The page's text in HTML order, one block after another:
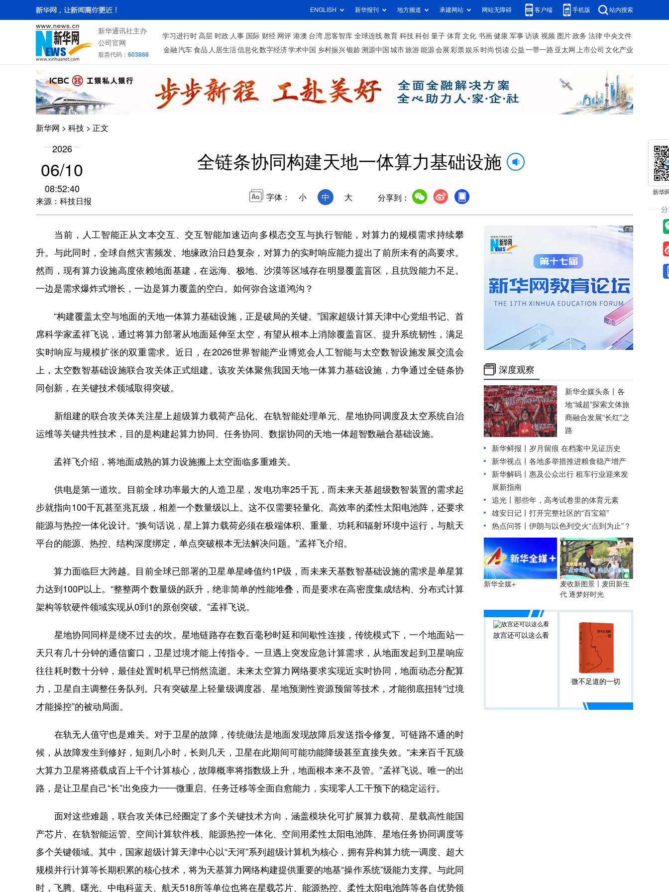
ENGLISH 新华报刊 地方频道 承建网站 网站无障碍 客户端 手机版 站内搜索
新华通讯社主办
公司官网
股票代码： 603888
学习进行时 高层 时政 人事 国际 财经 网评 港澳 台湾 思客智库 全球连线 教育 科技 科创 量子 体育 文化 书画 健康 军事 访谈 视频 图片 政务 法律 中央文件
金融 汽车 食品 人居生活信息化数字经济学术中国 乡村振兴银龄溯源中国 城市旅游 能源 会展 彩票娱乐 时尚 悦读 公益 一带一路 亚太网 上市公司 文化产业
新华网 > 科技 > 正文
2026
06/10
08:52:40
来源：科技日报
全链条协同构建天地一体算力基础设施
字体： 小 中 大 分享到：
当前，人工智能正从文本交互、交互智能加速迈向多模态交互与执行智能，对算力的规模需求持续攀
升。与此同时，全球自然灾害频发、地缘政治日趋复杂，对算力的实时响应能力提出了前所未有的高要求。
然而，现有算力设施高度依赖地面基建，在远海、极地、沙漠等区域存在明显覆盖盲区，且抗毁能力不足。
一边是需求爆炸式增长，一边是算力覆盖的空白。如何弥合这道鸿沟？
“构建覆盖太空与地面的天地一体算力基础设施，正是破局的关键。”国家超级计算天津中心党组书记、首
席科学家孟祥飞说，通过将算力部署从地面延伸至太空，有望从根本上消除覆盖盲区、提升系统韧性，满足
实时响应与规模扩张的双重需求。近日，在2026世界智能产业博览会人工智能与太空数智设施发展交流会
上，太空数智基础设施联合攻关体正式组建。该攻关体聚焦我国天地一体算力基础设施，力争通过全链条协
同创新，在关键技术领域取得突破。
新组建的联合攻关体关注星上超级算力载荷产品化、在轨智能处理单元、星地协同调度及太空系统自治
运维等关键共性技术，目的是构建起算力协同、任务协同、数据协同的天地一体超智数融合基础设施。
孟祥飞介绍，将地面成熟的算力设施搬上太空面临多重难关。
供电是第一道坎。目前全球功率最大的人造卫星，发电功率25千瓦，而未来天基超级数智装置的需求起
步就指向100千瓦甚至兆瓦级，相差一个数量级以上。这不仅需要轻量化、高效率的柔性太阳电池阵，还要求
能源与热控一体化设计。“换句话说，星上算力载荷必须在极端体积、重量、功耗和辐射环境中运行，与航天
平台的能源、热控、结构深度绑定，单点突破根本无法解决问题。”孟祥飞介绍。
算力面临巨大跨越。目前全球已部署的卫星单星峰值约1P级，而未来天基数智基础设施的需求是单星算
力达到100P以上。“整整两个数量级的跃升，绝非简单的性能堆叠，而是要求在高密度集成结构、分布式计算
架构等软硬件领域实现从0到1的原创突破。”孟祥飞说。
星地协同同样是绕不过去的坎。星地链路存在数百毫秒时延和间歇性连接，传统模式下，一个地面站一
天只有几十分钟的通信窗口，卫星过境才能上传指令。一旦遇上突发应急计算需求，从地面发起到卫星响应
往往耗时数十分钟，最佳处置时机早已悄然流逝。未来太空算力网络要求实现近实时协同，地面动态分配算
力，卫星自主调整任务队列。只有突破星上轻量级调度器、星地预测性资源预留等技术，才能彻底扭转“过境
才能操控”的被动局面。
在轨无人值守也是难关。对于卫星的故障，传统做法是地面发现故障后发送指令修复。可链路不通的时
候，从故障发生到修好，短则几小时，长则几天，卫星在此期间可能功能降级甚至直接失效。“未来百千瓦级
大算力卫星将搭载成百上千个计算核心，故障概率将指数级上升，地面根本来不及管。”孟祥飞说。唯一的出
路，是让卫星自己“长”出免疫力——微重启、任务迁移等全面自愈能力，实现零人工干预下的稳定运行。
面对这些难题，联合攻关体已经圈定了多个关键技术方向，涵盖模块化可扩展算力载荷、星载高性能国
产芯片、在轨智能运管、空间计算软件栈、能源热控一体化、空间用柔性太阳电池阵、星地任务协同调度等
多个关键领域。其中，国家超级计算天津中心以“天河”系列超级计算机为核心，拥有异构算力统一调度、超大
规模并行计算等长期积累的核心技术，将为天基算力网络构建提供重要的地基“操作系统”级能力支撑。与此同
时，飞腾、曙光、中电科蓝天、航天518所等单位也将在星载芯片、能源热控、柔性太阳电池阵等各自优势领
深度观察
新华全媒头条丨 各
地“城超”探索文体旅
商融合发展“长红”之
路
新华鲜报丨岁月留痕 在档案中见证历史
新华视点丨 各地多举措推进粮食稳产增产
新华解码丨惠及公众出行 租车行业迎来发
展新指南
追光丨 那些年，高考试卷里的体育元素
雄安日记丨打开完整社区的“百宝箱”
热点问答丨伊朗与以色列交火“点到为止”？
新华全媒+
麦收新图景丨麦田新生
代 逐梦好时光
故宫还可以这么看
微不足道的一切